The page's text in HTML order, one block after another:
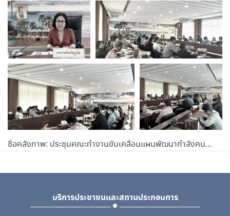
ชื่อคลังภาพ: ประชุมคณะทำงานขับเคลื่อนแผนพัฒนากำลังคนจังหวัดภูเก็ต พ.ศ.2565-2570 ครั้งที่ 1/2566
บริการประชาชนและสถานประกอบการ